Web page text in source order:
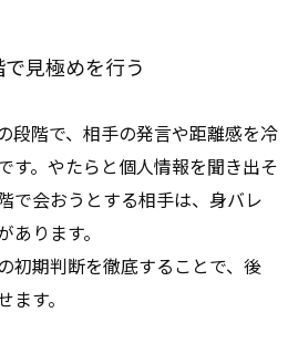
見極めを行う
段階で、相手の発言や距離感を冷
す。やたらと個人情報を聞き出そ
で会おうとする相手は、身バレ
ります。
初期判断を徹底することで、後
す。